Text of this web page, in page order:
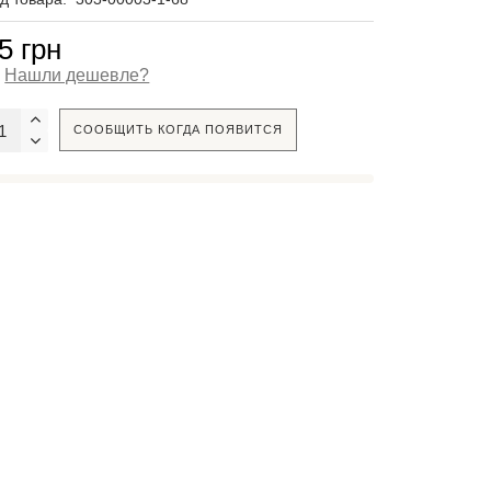
грн
Нашли дешевле?
СООБЩИТЬ КОГДА ПОЯВИТСЯ